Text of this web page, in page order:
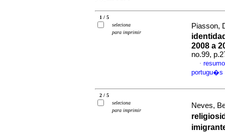
1 / 5
seleciona
para imprimir
Piasson,
2008 a
no.99,
·
portugu�s
2 / 5
seleciona
para imprimir
Neves,